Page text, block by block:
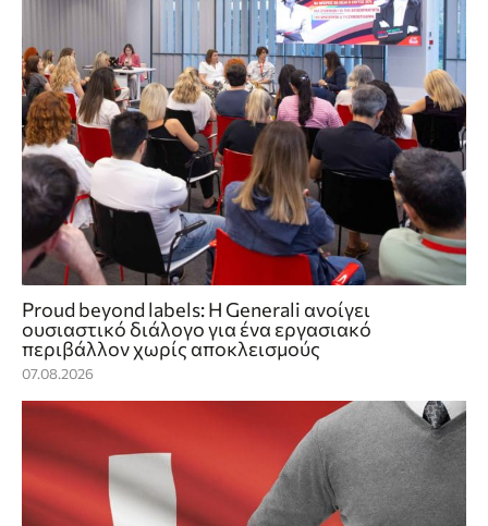
Proud beyond labels: Η Generali ανοίγει
ουσιαστικό διάλογο για ένα εργασιακό
περιβάλλον χωρίς αποκλεισμούς
07.08.2026